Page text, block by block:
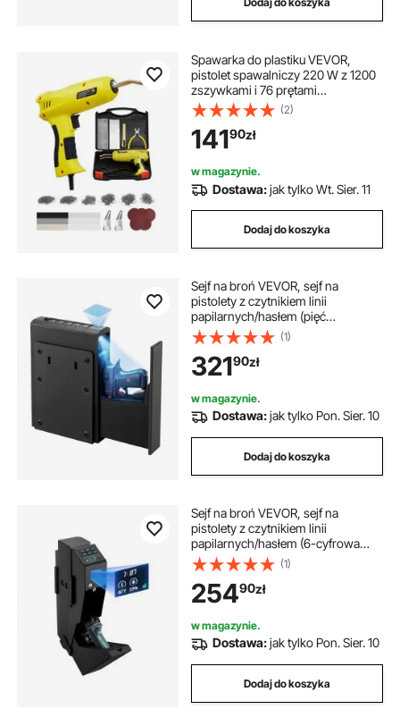
Spawarka do plastiku VEVOR,
pistolet spawalniczy 220 W z 1200
zszywkami i 76 prętami
spawalniczymi, zestaw naprawczy
do plastiku z oświetleniem LED,
futerał do kajaków, zabawek,
naprawa zderzaków
samochodowych
(2)
14190zł
w magazynie.
Dostawa:jak tylko Wt. Sier. 11
Dodaj do koszyka
Sejf na broń VEVOR, sejf na
pistolety z czytnikiem linii
papilarnych/hasłem (pięć
cyfr)/kluczem, futerał na broń z
oświetleniem na 1 pistolet i
magazynek, 23 x 7 x 32 cm, futerał
na broń na szafkę nocną
(1)
32190zł
w magazynie.
Dostawa:jak tylko Pon. Sier. 10
Dodaj do koszyka
Sejf na broń VEVOR, sejf na
pistolety z czytnikiem linii
papilarnych/hasłem (6-cyfrowa
klawiatura)/kluczem, futerał na broń
z diodą LED na 1 pistolet i
magazynek, 190 x 98 x 425 mm,
futerał na broń do postawienia na
szafce nocnej
(1)
25490zł
w magazynie.
Dostawa:jak tylko Pon. Sier. 10
Dodaj do koszyka